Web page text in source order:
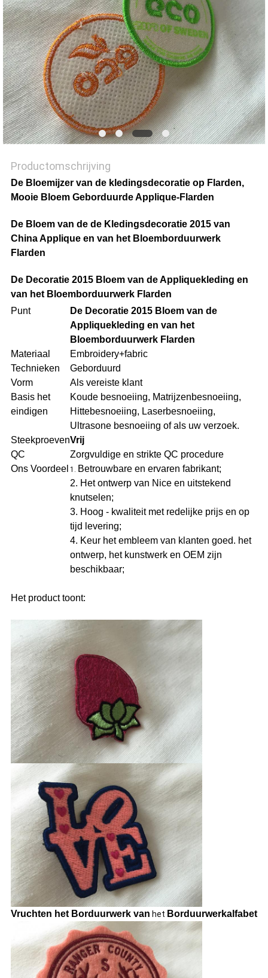
Productomschrijving
De Bloemijzer van de kledingsdecoratie op Flarden,
Mooie Bloem Geborduurde Applique-Flarden
De Bloem van de de Kledingsdecoratie 2015 van
China Applique en van het Bloemborduurwerk
Flarden
De Decoratie 2015 Bloem van de Appliquekleding en
van het Bloemborduurwerk Flarden
Punt
De Decoratie 2015 Bloem van de
Appliquekleding en van het
Bloemborduurwerk Flarden
Materiaal
Embroidery+fabric
Technieken
Geborduurd
Vorm
Als vereiste klant
Basis het
eindigen
Koude besnoeiing, Matrijzenbesnoeiing,
Hittebesnoeiing, Laserbesnoeiing,
Ultrasone besnoeiing of als uw verzoek.
SteekproevenVrij
QC
Zorgvuldige en strikte QC procedure
Ons Voordeel 1. Betrouwbare en ervaren fabrikant;
2. Het ontwerp van Nice en uitstekend
knutselen;
3. Hoog - kwaliteit met redelijke prijs en op
tijd levering;
4. Keur het embleem van klanten goed. het
ontwerp, het kunstwerk en OEM zijn
beschikbaar;
Het product toont:
Vruchten het Borduurwerk van het Borduurwerkalfabet